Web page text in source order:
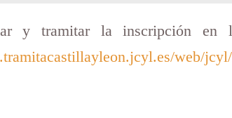
y tramitar la inscripción en
web/